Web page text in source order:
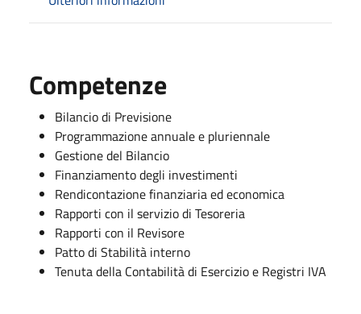
Competenze
Bilancio di Previsione
Programmazione annuale e pluriennale
Gestione del Bilancio
Finanziamento degli investimenti
Rendicontazione finanziaria ed economica
Rapporti con il servizio di Tesoreria
Rapporti con il Revisore
Patto di Stabilità interno
Tenuta della Contabilità di Esercizio e Registri IVA